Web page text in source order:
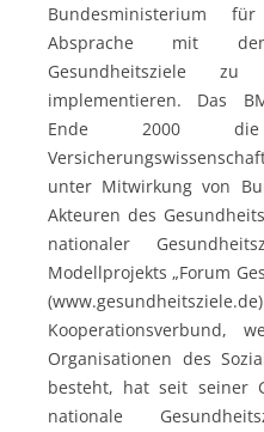
Bundesministerium
Absprache mit
Gesundheitsziele
implementieren. Das
Ende 2000
unter Mitwirkung von
Akteuren des
nationaler
Modellprojekts „Forum
Kooperationsverbund,
Organisationen des
besteht, hat seit seiner
nationale